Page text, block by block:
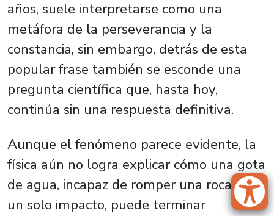
años, suele interpretarse como una
metáfora de la perseverancia y la
constancia, sin embargo, detrás de esta
popular frase también se esconde una
pregunta científica que, hasta hoy,
continúa sin una respuesta definitiva.
Aunque el fenómeno parece evidente, la
física aún no logra explicar cómo una gota
de agua, incapaz de romper una roca con
un solo impacto, puede terminar